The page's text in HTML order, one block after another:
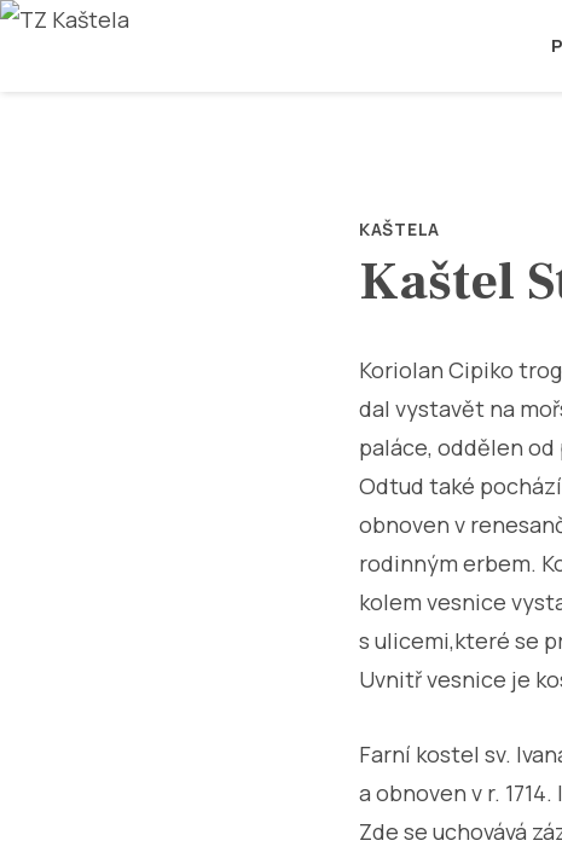
KAŠTELA
Kaštel
Koriolan Cipiko
dal vystavět na
paláce, oddělen
Odtud také
obnoven v
rodinným erbem.
kolem vesnice
s ulicemi,které se
Uvnitř vesnice je
Farní kostel sv.
a obnoven v r.
Zde se uchovává